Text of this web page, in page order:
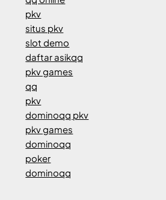
pkv
situs pkv
slot demo
daftar asikqq
pkv games
qq
pkv
dominoqq pkv
pkv games
dominoqq
poker
dominoqq